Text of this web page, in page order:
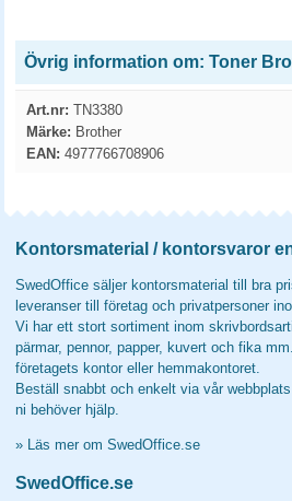
Övrig information om: Toner
Art.nr: TN3380
Märke: Brother
EAN: 4977766708906
Kontorsmaterial / kontorsvaror
SwedOffice säljer kontorsmaterial till bra
leveranser till företag och privatpersoner
Vi har ett stort sortiment inom
pärmar, pennor, papper, kuvert och fika
företagets kontor eller hemmakontoret.
Beställ snabbt och enkelt via vår
ni behöver hjälp.
» Läs mer om SwedOffice.se
SwedOffice.se